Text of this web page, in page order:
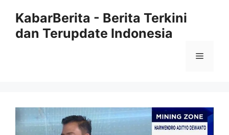
KabarBerita - Berita Terkini
dan Terupdate Indonesia
Menu